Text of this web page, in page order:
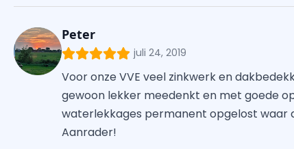
Peter
juli 24, 2019
Voor onze VVE veel zinkwerk en
gewoon lekker meedenkt en met goede
waterlekkages permanent opgelost waar
Aanrader!